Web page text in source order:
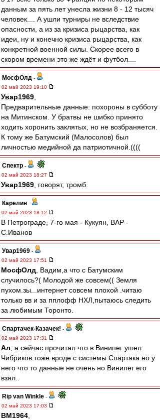
данным за пять лет унесла жизни 8 - 12 тысяч
человек.... А ушли турниры не вследствие
опасности, а из за кризиса рыцарства, как
идеи, ну и конечно кризиса рыцарства, как
конкретной военной силы. Скорее всего в
скором времени это же ждёт и футбол....
МосфОлд -
02 май 2023 19:10
Увар1969
Предварительные данные: похороны в субботу
на Митинском. У братвы не шибко принято
ходить хоронить заклятых, но не возбраняется.
К тому же Батумский (Малосолов) был
личностью медийной да патриотичной.((((
Спектр -
02 май 2023 18:27
Увар1969 , говорят, тромб.
Карелин -
02 май 2023 18:12
В Петрограде, 7-го мая - Кукуян, ВАР -
С.Иванов
Увар1969 -
02 май 2023 17:51
МосфОлд , Вадим,а что с Батумским
случилось?( Молодой же совсем(( Земля
пухом.зы...интернет совсем плохой .читаю
только вв и за пплофф НХЛ,пытаюсь следить
за любимым Торонто.
Спартачек-Казачек! -
02 май 2023 17:31
Ал , а сейчас прочитал что в Винипег ушел
Чибриков.тоже вроде с системы Спартака.но у
него что то данные не очень но Винипег его
взял..
Rip van Winkle -
02 май 2023 17:03
BM1964